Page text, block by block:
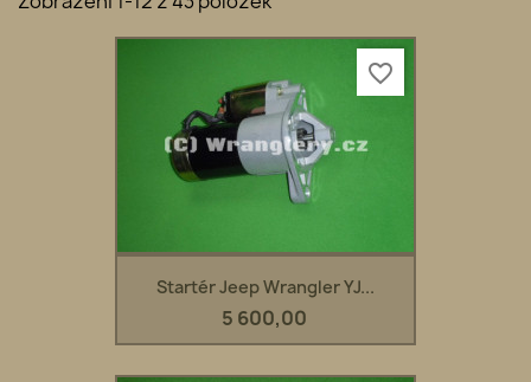
Startér Jeep Wrangler YJ...
5 600,00
favorite_border